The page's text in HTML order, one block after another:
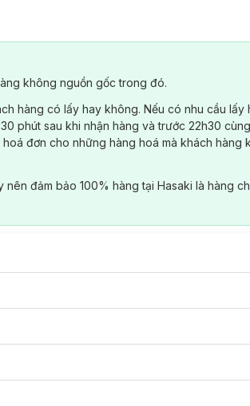
không nguồn gốc trong đó.
hàng có lấy hay không. Nếu có nhu cầu lấy
phút sau khi nhận hàng và trước 22h30
đơn cho những hàng hoá mà khách hàng
đảm bảo 100% hàng tại Hasaki là hàng